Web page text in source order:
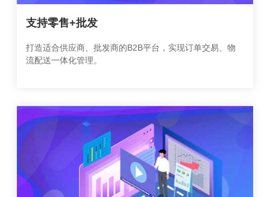
支持零售+批发
打造适合供应商、批发商的B2B平台，实现订单交易、物
流配送一体化管理。